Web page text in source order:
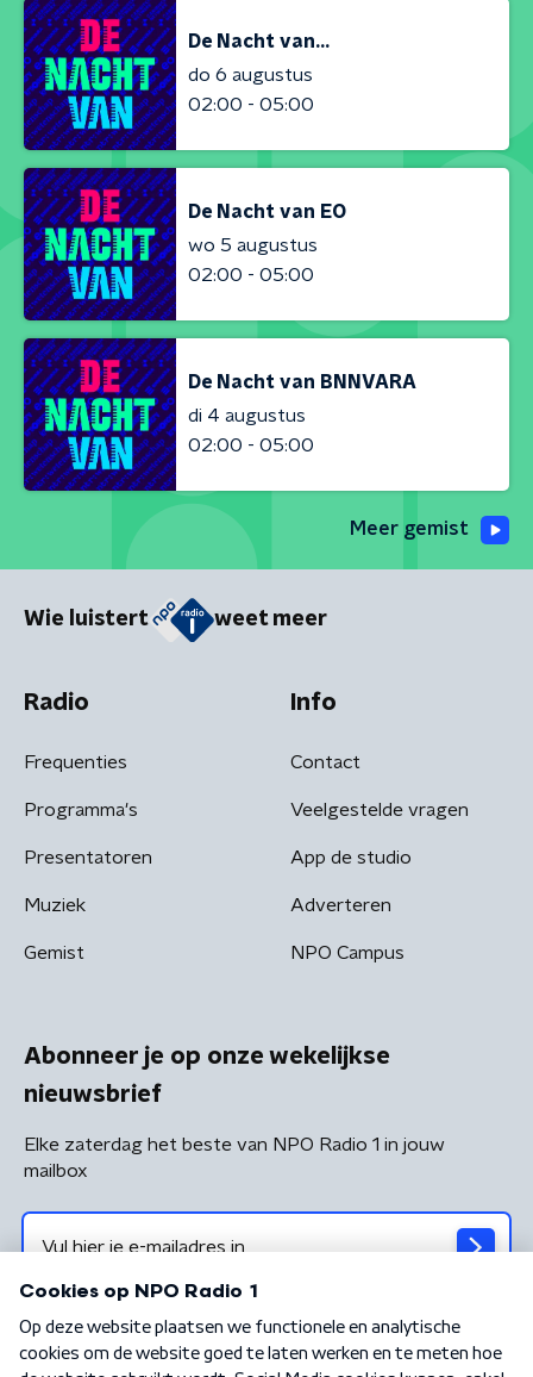
De Nacht van...
do 6 augustus
02:00 - 05:00
De Nacht van EO
wo 5 augustus
02:00 - 05:00
De Nacht van BNNVARA
di 4 augustus
02:00 - 05:00
Meer gemist
Wie luistert weet meer
Radio
Frequenties
Programma's
Presentatoren
Muziek
Gemist
Info
Contact
Veelgestelde vragen
App de studio
Adverteren
NPO Campus
Abonneer je op onze wekelijkse
nieuwsbrief
Elke zaterdag het beste van NPO Radio 1 in jouw
mailbox